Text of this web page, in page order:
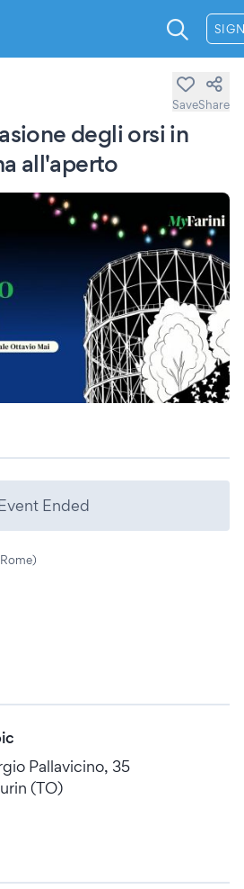
degli orsi in
all'aperto
SaveShare
Ended
Pallavicino, 35
(TO)